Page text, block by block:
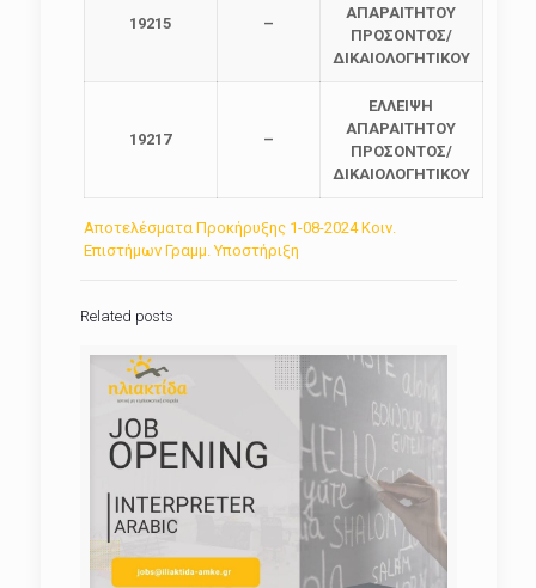
19215 –
ΑΠΑΡΑΙΤΗΤΟΥ
ΠΡΟΣΟΝΤΟΣ/
ΔΙΚΑΙΟΛΟΓΗΤΙΚΟΥ
19217 –
ΕΛΛΕΙΨΗ
ΑΠΑΡΑΙΤΗΤΟΥ
ΠΡΟΣΟΝΤΟΣ/
ΔΙΚΑΙΟΛΟΓΗΤΙΚΟΥ
Αποτελέσματα Προκήρυξης 1-08-2024 Κοιν.
Επιστήμων Γραμμ. Υποστήριξη
Related posts